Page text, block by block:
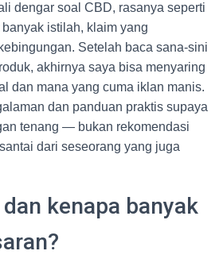
dengar soal CBD, rasanya seperti
istilah, klaim yang
Setelah baca sana-sini
akhirnya saya bisa menyaring
dan mana yang cuma iklan manis.
dan panduan praktis supaya
tenang — bukan rekomendasi
dari seseorang yang juga
kenapa banyak